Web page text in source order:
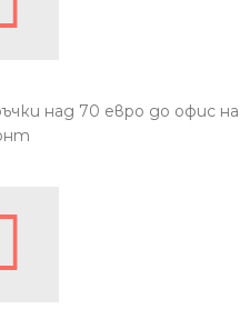
над 70 евро до офис на